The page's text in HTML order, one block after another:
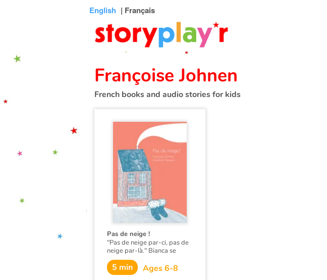
English | Français
Françoise Johnen
French books and audio stories for kids
Pas de neige !
"Pas de neige par-ci, pas de
neige par-là." Bianca se
demande bien pourquoi ses
amis répètent ce refrain en
soupirant, le nez collé à la
5 min Ages 6-8